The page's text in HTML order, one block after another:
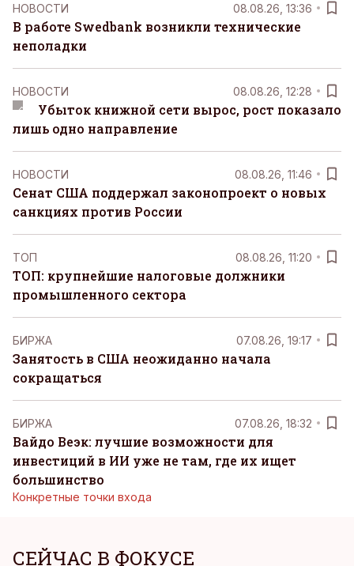
НОВОСТИ 08.08.26, 13:36
В работе Swedbank возникли технические
неполадки
НОВОСТИ 08.08.26, 12:28
Убыток книжной сети вырос, рост показало
лишь одно направление
НОВОСТИ 08.08.26, 11:46
Сенат США поддержал законопроект о новых
санкциях против России
ТОП 08.08.26, 11:20
ТОП: крупнейшие налоговые должники
промышленного сектора
БИРЖА 07.08.26, 19:17
Занятость в США неожиданно начала
сокращаться
БИРЖА 07.08.26, 18:32
Вайдо Веэк: лучшие возможности для
инвестиций в ИИ уже не там, где их ищет
большинство
Конкретные точки входа
СЕЙЧАС В ФОКУСЕ